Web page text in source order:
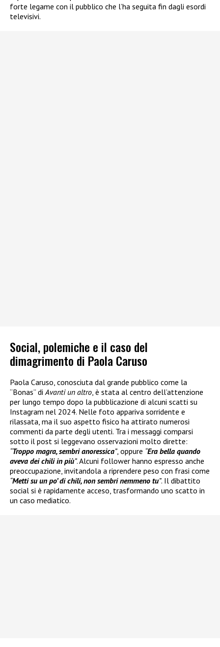
forte legame con il pubblico che l’ha seguita fin dagli esordi
televisivi.
Social, polemiche e il caso del
dimagrimento di Paola Caruso
Paola Caruso, conosciuta dal grande pubblico come la
“Bonas” di Avanti un altro , è stata al centro dell’attenzione
per lungo tempo dopo la pubblicazione di alcuni scatti su
Instagram nel 2024. Nelle foto appariva sorridente e
rilassata, ma il suo aspetto fisico ha attirato numerosi
commenti da parte degli utenti. Tra i messaggi comparsi
sotto il post si leggevano osservazioni molto dirette:
“Troppo magra, sembri anoressica”, oppure “Era bella quando
aveva dei chili in più”. Alcuni follower hanno espresso anche
preoccupazione, invitandola a riprendere peso con frasi come
“Metti su un po’ di chili, non sembri nemmeno tu”. Il dibattito
social si è rapidamente acceso, trasformando uno scatto in
un caso mediatico.